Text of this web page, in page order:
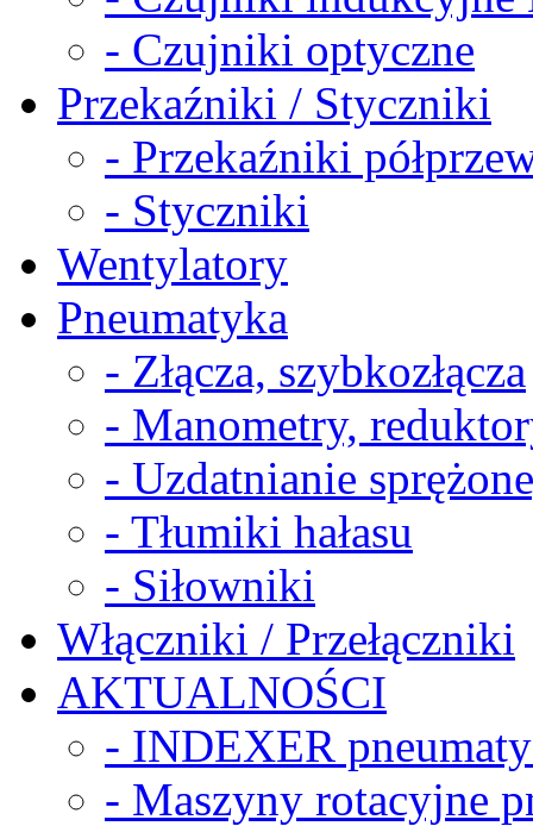
- Czujniki optyczne
Przekaźniki / Styczniki
- Przekaźniki
- Styczniki
Wentylatory
Pneumatyka
- Złącza, szybkozłącza
- Manometry,
- Uzdatnianie
- Tłumiki hałasu
- Siłowniki
Włączniki / Przełączniki
AKTUALNOŚCI
- INDEXER
- Maszyny rotacyjne